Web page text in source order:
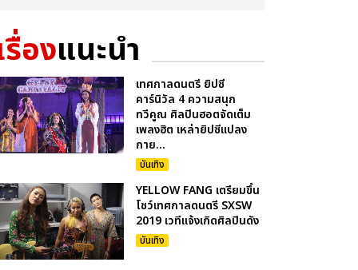
รื่องแนะนำ
เทศกาลดนตรี ยิปซี
คาร์นิวัล 4 ความสนุก
ทวีคูณ ศิลปินฮอตจัดเต็ม
เพลงฮิต เหล่ายิปซีแปลง
กาย...
บันเทิง
YELLOW FANG เตรียมขึ้น
โชว์เทศกาลดนตรี SXSW
2019 เวทีแจ้งเกิดศิลปินดัง
บันเทิง